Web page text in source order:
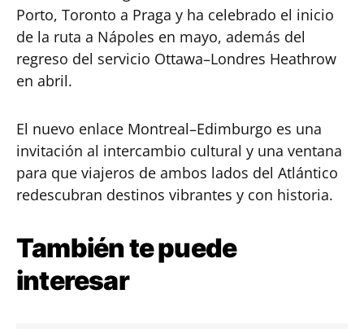
Porto, Toronto a Praga y ha celebrado el inicio
de la ruta a Nápoles en mayo, además del
regreso del servicio Ottawa–Londres Heathrow
en abril.
El nuevo enlace Montreal–Edimburgo es una
invitación al intercambio cultural y una ventana
para que viajeros de ambos lados del Atlántico
redescubran destinos vibrantes y con historia.
También te puede
interesar